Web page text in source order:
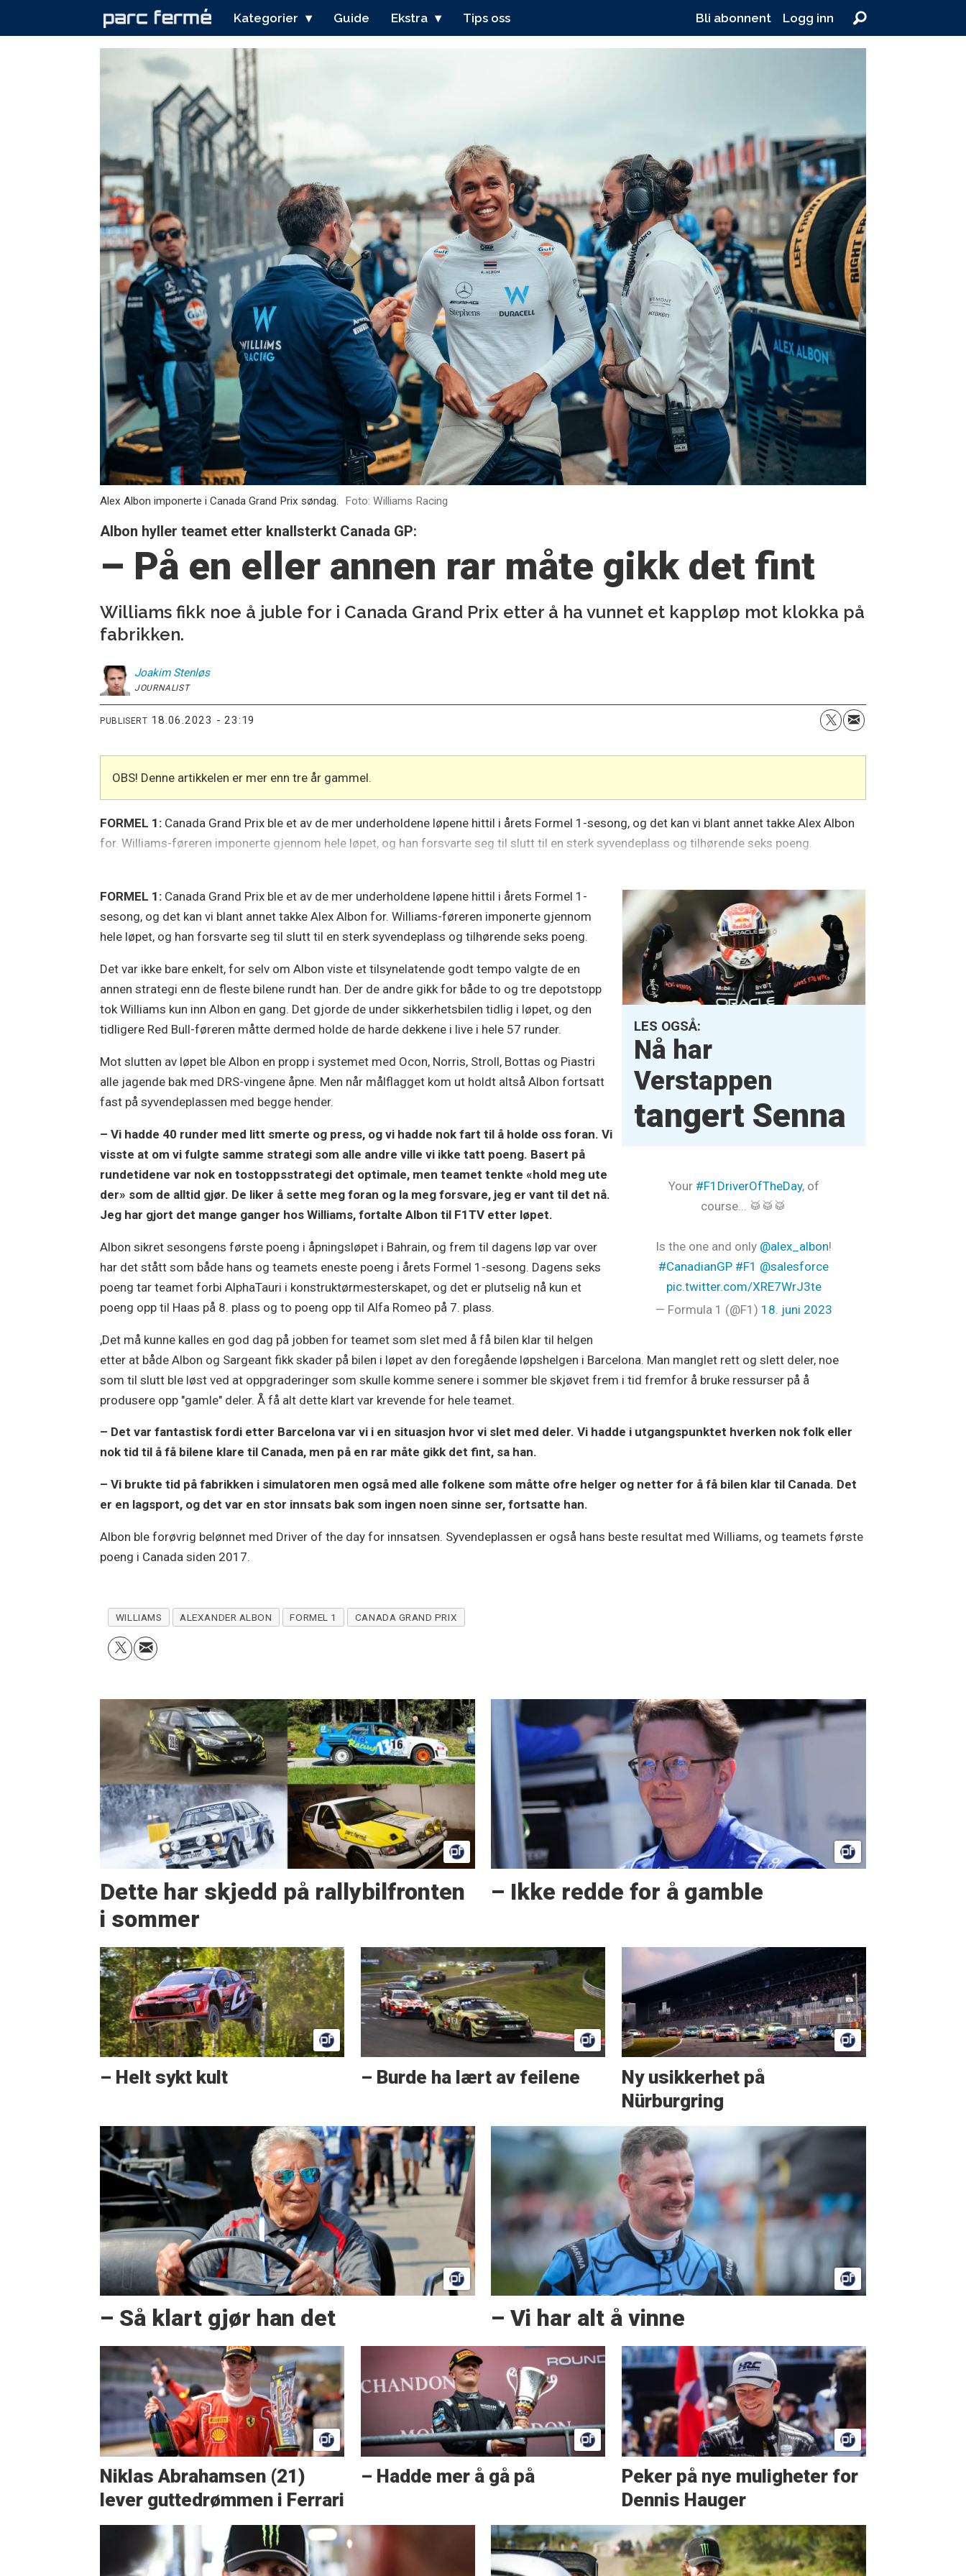
Kategorier Guide Ekstra Tips oss Bli abonnent Logg inn
Alex Albon imponerte i Canada Grand Prix søndag. Foto: Williams Racing
Albon hyller teamet etter knallsterkt Canada GP:
– På en eller annen rar måte gikk det fint
Williams fikk noe å juble for i Canada Grand Prix etter å ha vunnet et kappløp mot klokka på
fabrikken.
Joakim Stenløs
JOURNALIST
PUBLISERT 18.06.2023 - 23:19
OBS! Denne artikkelen er mer enn tre år gammel.
FORMEL 1: Canada Grand Prix ble et av de mer underholdene løpene hittil i årets Formel 1-sesong, og det kan vi blant annet takke Alex Albon
for. Williams-føreren imponerte gjennom hele løpet, og han forsvarte seg til slutt til en sterk syvendeplass og tilhørende seks poeng.
LES OGSÅ:
Nå har
Verstappen
tangert Senna
FORMEL 1: Canada Grand Prix ble et av de mer underholdene løpene hittil i årets Formel 1-
sesong, og det kan vi blant annet takke Alex Albon for. Williams-føreren imponerte gjennom
hele løpet, og han forsvarte seg til slutt til en sterk syvendeplass og tilhørende seks poeng.
Det var ikke bare enkelt, for selv om Albon viste et tilsynelatende godt tempo valgte de en
annen strategi enn de fleste bilene rundt han. Der de andre gikk for både to og tre depotstopp
tok Williams kun inn Albon en gang. Det gjorde de under sikkerhetsbilen tidlig i løpet, og den
tidligere Red Bull-føreren måtte dermed holde de harde dekkene i live i hele 57 runder.
Mot slutten av løpet ble Albon en propp i systemet med Ocon, Norris, Stroll, Bottas og Piastri
alle jagende bak med DRS-vingene åpne. Men når målflagget kom ut holdt altså Albon fortsatt
fast på syvendeplassen med begge hender.
Your #F1DriverOfTheDay, of
course... 🥁🥁🥁
Is the one and only @alex_albon!
#CanadianGP #F1 @salesforce
pic.twitter.com/XRE7WrJ3te
— Formula 1 (@F1) 18. juni 2023
– Vi hadde 40 runder med litt smerte og press, og vi hadde nok fart til å holde oss foran. Vi
visste at om vi fulgte samme strategi som alle andre ville vi ikke tatt poeng. Basert på
rundetidene var nok en tostoppsstrategi det optimale, men teamet tenkte «hold meg ute
der» som de alltid gjør. De liker å sette meg foran og la meg forsvare, jeg er vant til det nå.
Jeg har gjort det mange ganger hos Williams, fortalte Albon til F1TV etter løpet.
Albon sikret sesongens første poeng i åpningsløpet i Bahrain, og frem til dagens løp var over
har det stått som både hans og teamets eneste poeng i årets Formel 1-sesong. Dagens seks
poeng tar teamet forbi AlphaTauri i konstruktørmesterskapet, og det er plutselig nå kun et
poeng opp til Haas på 8. plass og to poeng opp til Alfa Romeo på 7. plass.
,Det må kunne kalles en god dag på jobben for teamet som slet med å få bilen klar til helgen
etter at både Albon og Sargeant fikk skader på bilen i løpet av den foregående løpshelgen i Barcelona. Man manglet rett og slett deler, noe
som til slutt ble løst ved at oppgraderinger som skulle komme senere i sommer ble skjøvet frem i tid fremfor å bruke ressurser på å
produsere opp "gamle" deler. Å få alt dette klart var krevende for hele teamet.
– Det var fantastisk fordi etter Barcelona var vi i en situasjon hvor vi slet med deler. Vi hadde i utgangspunktet hverken nok folk eller
nok tid til å få bilene klare til Canada, men på en rar måte gikk det fint, sa han.
– Vi brukte tid på fabrikken i simulatoren men også med alle folkene som måtte ofre helger og netter for å få bilen klar til Canada. Det
er en lagsport, og det var en stor innsats bak som ingen noen sinne ser, fortsatte han.
Albon ble forøvrig belønnet med Driver of the day for innsatsen. Syvendeplassen er også hans beste resultat med Williams, og teamets første
poeng i Canada siden 2017.
WILLIAMS ALEXANDER ALBON FORMEL 1 CANADA GRAND PRIX
Dette har skjedd på rallybilfronten
i sommer
– Ikke redde for å gamble
– Helt sykt kult – Burde ha lært av feilene
Ny usikkerhet på
Nürburgring
– Så klart gjør han det – Vi har alt å vinne
Niklas Abrahamsen (21)
lever guttedrømmen i Ferrari
– Hadde mer å gå på
Peker på nye muligheter for
Dennis Hauger